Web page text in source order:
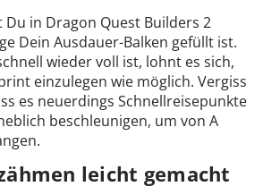
Du in Dragon Quest Builders 2
Dein Ausdauer-Balken gefüllt ist.
wieder voll ist, lohnt es sich,
einzulegen wie möglich. Vergiss
es neuerdings Schnellreisepunkte
beschleunigen, um von A
leicht gemacht